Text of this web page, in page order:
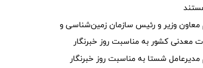
معاون وزیر و رئیس سازمان زمین‌شناسی و
معدنی کشور به مناسبت روز خبرنگار
مدیرعامل شستا به مناسبت روز خبرنگار